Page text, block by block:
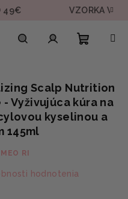
VZORKA V KAŽDEJ
košík
Scalp Nutrition
- Vyživujúca kúra na
kyselinou a
145ml
RI
hodnotenia